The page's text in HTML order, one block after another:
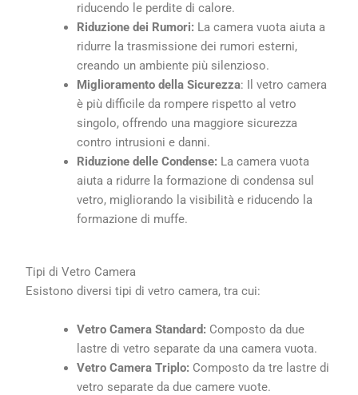
riducendo le perdite di calore.
Riduzione dei Rumori: La camera vuota aiuta a
ridurre la trasmissione dei rumori esterni,
creando un ambiente più silenzioso.
Miglioramento della Sicurezza: Il vetro camera
è più difficile da rompere rispetto al vetro
singolo, offrendo una maggiore sicurezza
contro intrusioni e danni.
Riduzione delle Condense: La camera vuota
aiuta a ridurre la formazione di condensa sul
vetro, migliorando la visibilità e riducendo la
formazione di muffe.
Tipi di Vetro Camera
Esistono diversi tipi di vetro camera, tra cui:
Vetro Camera Standard: Composto da due
lastre di vetro separate da una camera vuota.
Vetro Camera Triplo: Composto da tre lastre di
vetro separate da due camere vuote.